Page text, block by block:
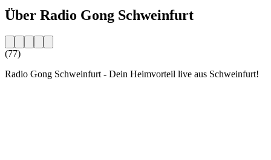
Über Radio Gong Schweinfurt
(77)
Radio Gong Schweinfurt - Dein Heimvorteil live aus Schweinfurt!